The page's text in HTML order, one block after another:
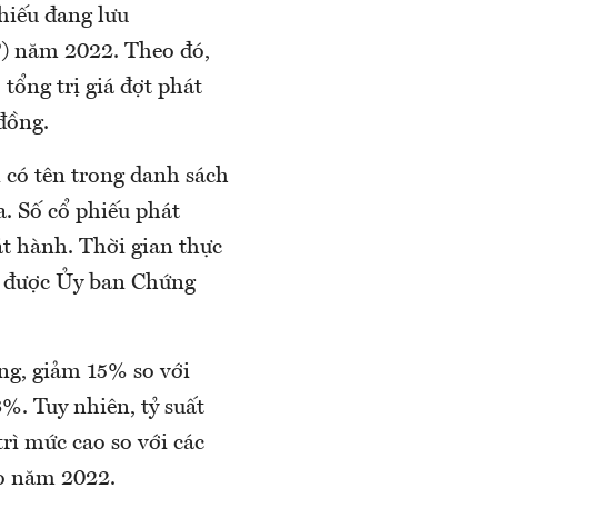
đang lưu
năm 2022. Theo đó,
tổng trị giá đợt phát
tên trong danh sách
Số cổ phiếu phát
hành. Thời gian thực
Ủy ban Chứng
giảm 15% so với
Tuy nhiên, tỷ suất
mức cao so với các
năm 2022.